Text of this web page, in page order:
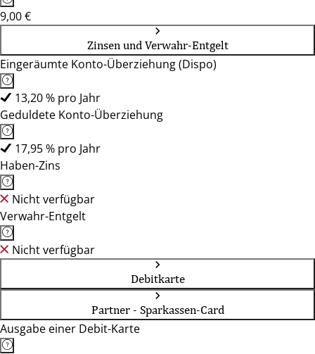
9,00 €
Zinsen und Verwahr-Entgelt
Eingeräumte Konto-Überziehung (Dispo)
13,20 % pro Jahr
Geduldete Konto-Überziehung
17,95 % pro Jahr
Haben-Zins
Nicht verfügbar
Verwahr-Entgelt
Nicht verfügbar
Debitkarte
Partner - Sparkassen-Card
Ausgabe einer Debit-Karte